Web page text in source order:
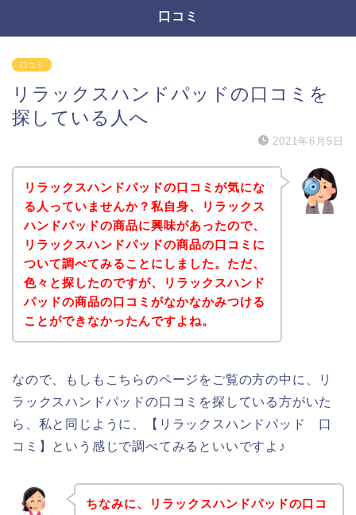
口コミ
口コミ
リラックスハンドパッドの口コミを
探している人へ
2021年6月5日
リラックスハンドパッドの口コミが気にな
る人っていませんか？私自身、リラックス
ハンドパッドの商品に興味があったので、
リラックスハンドパッドの商品の口コミに
ついて調べてみることにしました。ただ、
色々と探したのですが、リラックスハンド
パッドの商品の口コミがなかなかみつける
ことができなかったんですよね。
なので、もしもこちらのページをご覧の方の中に、リ
ラックスハンドパッドの口コミを探している方がいた
ら、私と同じように、【リラックスハンドパッド 口
コミ】という感じで調べてみるといいですよ♪
ちなみに、リラックスハンドパッドの口コ